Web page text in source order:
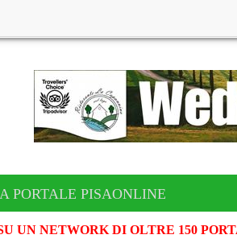
PORTALE PISAONLINE
UN NETWORK DI OLTRE 150